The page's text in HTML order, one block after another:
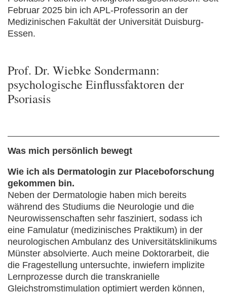
Februar 2025 bin ich APL-Professorin an der
Medizinischen Fakultät der Universität Duisburg-
Essen.
Prof. Dr. Wiebke Sondermann:
psychologische Einflussfaktoren der
Psoriasis
Was mich persönlich bewegt
Wie ich als Dermatologin zur Placeboforschung
gekommen bin.
Neben der Dermatologie haben mich bereits
während des Studiums die Neurologie und die
Neurowissenschaften sehr fasziniert, sodass ich
eine Famulatur (medizinisches Praktikum) in der
neurologischen Ambulanz des Universitätsklinikums
Münster absolvierte. Auch meine Doktorarbeit, die
die Fragestellung untersuchte, inwiefern implizite
Lernprozesse durch die transkranielle
Gleichstromstimulation optimiert werden können,